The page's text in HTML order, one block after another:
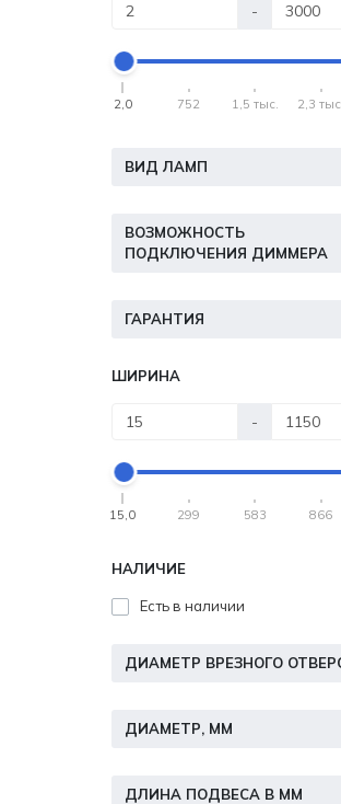
-
2,0 752 1,5 тыс. 2,3 тыс.
ВИД ЛАМП
ВОЗМОЖНОСТЬ
ПОДКЛЮЧЕНИЯ ДИММЕРА
ГАРАНТИЯ
ШИРИНА
-
15,0 299 583 866
НАЛИЧИЕ
Есть в наличии
ДИАМЕТР, ММ
ДЛИНА ПОДВЕСА В ММ